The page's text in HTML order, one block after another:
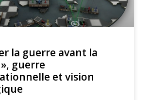
la guerre avant la
guerre
et vision